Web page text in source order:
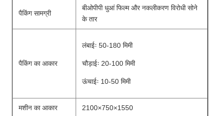
पैकिंग सामग्री
बीओपीपी धुआं फिल्म और नकलीकरण विरोधी सोने
के तार
पैकिंग का आकार
लंबाईः 50-180 मिमी
चौड़ाईः 20-100 मिमी
ऊंचाईः 10-50 मिमी
मशीन का आकार 2100×750×1550